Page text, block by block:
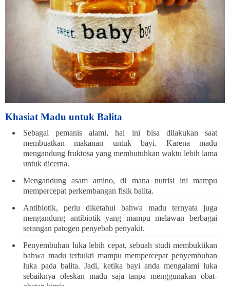
Khasiat Madu untuk Balita
Sebagai pemanis alami, hal ini bisa dilakukan saat
membuatkan makanan untuk bayi. Karena madu
mengandung fruktosa yang membutuhkan waktu lebih lama
untuk dicerna.
Mengandung asam amino, di mana nutrisi ini mampu
mempercepat perkembangan fisik balita.
Antibiotik, perlu diketahui bahwa madu ternyata juga
mengandung antibiotik yang mampu melawan berbagai
serangan patogen penyebab penyakit.
Penyembuhan luka lebih cepat, sebuah studi membuktikan
bahwa madu terbukti mampu mempercepat penyembuhan
luka pada balita. Jadi, ketika bayi anda mengalami luka
sebaiknya oleskan madu saja tanpa menggunakan obat-